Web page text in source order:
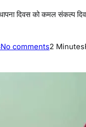
के स्थापना दिवस को कमल संकल्प
No commentso
क
2 Minutes